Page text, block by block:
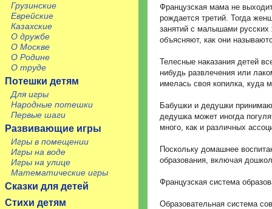
Грузинские
Еврейские
Казахские
О дружбе
О Москве
О Родине
О труде
Потешки детям
Для игры
Народные потешки
Первые шаги
Развивающие игры
Игры в помещении
Игры на воде
Игры на улице
Математические игры
Сказки для детей
Стихи детям
Французская мама не
рождается третий. Тогда
занятий с малышами
объясняют, как они
Телесные наказания детей
нибудь развлечения или
имелась своя копилка, куда
Бабушки и дедушки
дедушка может иногда
много, как и различных
Поскольку домашнее
образования, включая
Французская система
Образовательная система